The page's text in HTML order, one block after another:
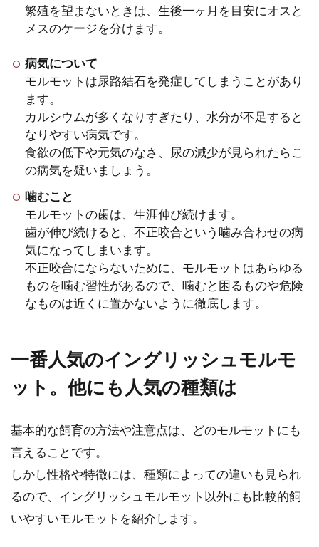
繁殖を望まないときは、生後一ヶ月を目安にオスと
メスのケージを分けます。
病気について
モルモットは尿路結石を発症してしまうことがあり
ます。
カルシウムが多くなりすぎたり、水分が不足すると
なりやすい病気です。
食欲の低下や元気のなさ、尿の減少が見られたらこ
の病気を疑いましょう。
噛むこと
モルモットの歯は、生涯伸び続けます。
歯が伸び続けると、不正咬合という噛み合わせの病
気になってしまいます。
不正咬合にならないために、モルモットはあらゆる
ものを噛む習性があるので、噛むと困るものや危険
なものは近くに置かないように徹底します。
一番人気のイングリッシュモルモ
ット。他にも人気の種類は
基本的な飼育の方法や注意点は、どのモルモットにも
言えることです。
しかし性格や特徴には、種類によっての違いも見られ
るので、イングリッシュモルモット以外にも比較的飼
いやすいモルモットを紹介します。